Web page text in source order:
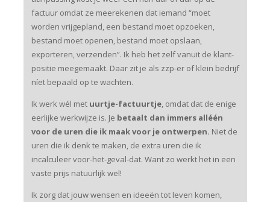
factuur omdat ze meerekenen dat iemand “moet
worden vrijgepland, een bestand moet opzoeken,
bestand moet openen, bestand moet opslaan,
exporteren, verzenden”. Ik heb het zelf vanuit de klant-
positie meegemaakt. Daar zit je als zzp-er of klein bedrijf
níet bepaald op te wachten.
Ik werk wél met uurtje-factuurtje, omdat dat de enige
eerlijke werkwijze is. Je betaalt dan immers alléén
voor de uren die ik maak voor je ontwerpen. Niet de
uren die ik denk te maken, de extra uren die ik
incalculeer voor-het-geval-dat. Want zo werkt het in een
vaste prijs natuurlijk wel!
Ik zorg dat jouw wensen en ideeën tot leven komen,